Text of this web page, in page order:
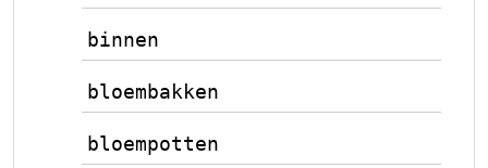
binnen
bloembakken
bloempotten